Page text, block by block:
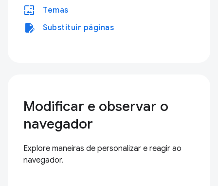
wallpaper Temas
edit_document Substituir páginas
Modificar e observar o
navegador
Explore maneiras de personalizar e reagir ao
navegador.